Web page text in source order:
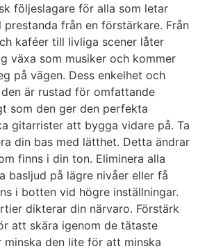
följeslagare för alla som letar
från en förstärkare. Från
kaféer till livliga scener låter
växa som musiker och kommer
på vägen. Dess enkelhet och
är rustad för omfattande
som den ger den perfekta
gitarrister att bygga vidare på. Ta
din bas med lätthet. Detta ändrar
finns i din ton. Eliminera alla
basljud på lägre nivåer eller få
i botten vid högre inställningar.
dikterar din närvaro. Förstärk
att skära igenom de tätaste
minska den lite för att minska